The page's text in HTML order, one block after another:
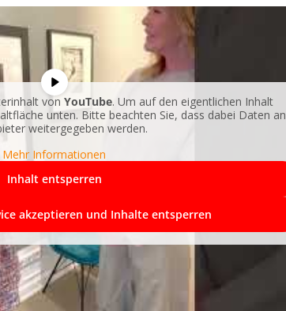
vonYouTube. Um auf den eigentlichen Inhalt
unten. Bitte beachten Sie, dass dabei Daten an
weitergegeben werden.
Mehr Informationen
Inhalt entsperren
akzeptieren und Inhalte entsperren